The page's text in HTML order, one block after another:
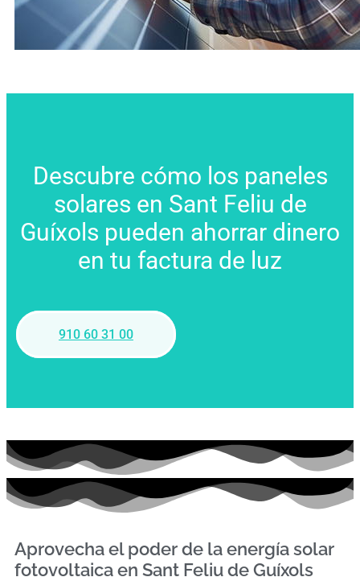
Descubre cómo los paneles
solares en Sant Feliu de
Guíxols pueden ahorrar dinero
en tu factura de luz
910 60 31 00
Aprovecha el poder de la energía solar
fotovoltaica en Sant Feliu de Guíxols